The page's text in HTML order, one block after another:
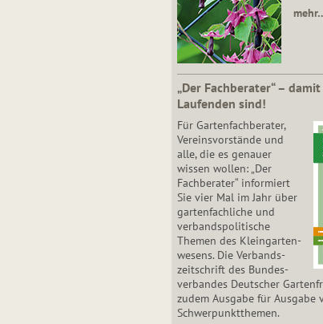
„Der Fachberater“ –
Laufenden sind!
Für Gartenfachberater,
Vereinsvorstände und
alle, die es genauer
wissen wollen: „Der
Fachberater“ informiert
Sie vier Mal im Jahr über
gartenfachliche und
verbandspolitische
Themen des Klein­gar­ten­
wesens. Die Ver­bands­
zeit­schrift des Bun­des­
ver­ban­des Deutscher
zudem Ausgabe für Ausgabe
Schwer­punkt­the­men.